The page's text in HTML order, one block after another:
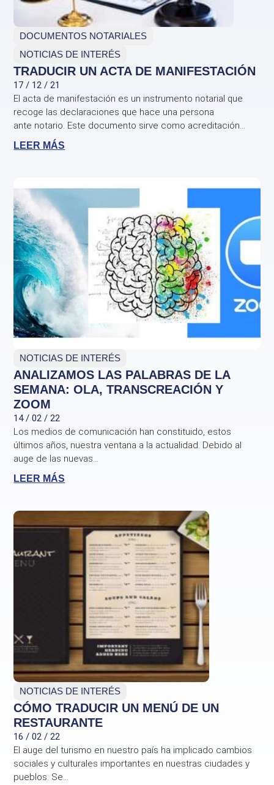
DOCUMENTOS NOTARIALES
NOTICIAS DE INTERÉS
TRADUCIR UN ACTA DE MANIFESTACIÓN
17 / 12 / 21
El acta de manifestación es un instrumento notarial que
recoge las declaraciones que hace una persona
ante notario. Este documento sirve como acreditación...
LEER MÁS
NOTICIAS DE INTERÉS
ANALIZAMOS LAS PALABRAS DE LA
SEMANA: OLA, TRANSCREACIÓN Y
ZOOM
14 / 02 / 22
Los medios de comunicación han constituido, estos
últimos años, nuestra ventana a la actualidad. Debido al
auge de las nuevas...
LEER MÁS
NOTICIAS DE INTERÉS
CÓMO TRADUCIR UN MENÚ DE UN
RESTAURANTE
16 / 02 / 22
El auge del turismo en nuestro país ha implicado cambios
sociales y culturales importantes en nuestras ciudades y
pueblos. Se...